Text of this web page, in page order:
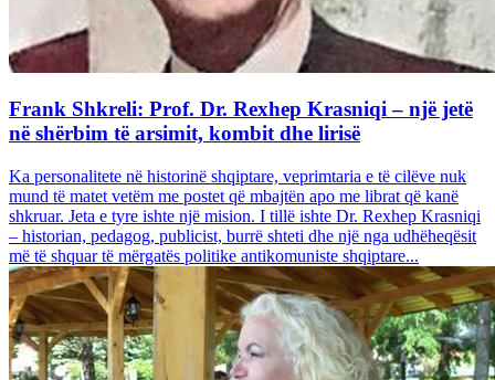
Frank Shkreli: Prof. Dr. Rexhep Krasniqi – një jetë
në shërbim të arsimit, kombit dhe lirisë
Ka personalitete në historinë shqiptare, veprimtaria e të cilëve nuk
mund të matet vetëm me postet që mbajtën apo me librat që kanë
shkruar. Jeta e tyre ishte një mision. I tillë ishte Dr. Rexhep Krasniqi
– historian, pedagog, publicist, burrë shteti dhe një nga udhëheqësit
më të shquar të mërgatës politike antikomuniste shqiptare...